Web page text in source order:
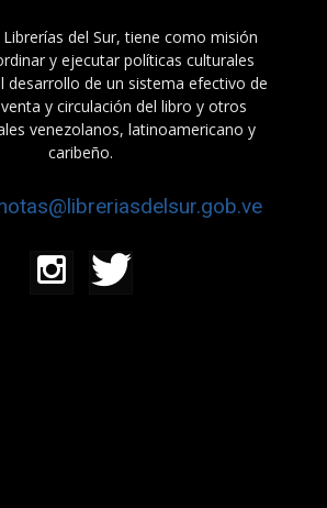
del Sur, tiene como misión
y ejecutar políticas culturales
desarrollo de un sistema efectivo de
y circulación del libro y otros
venezolanos, latinoamericano y
caribeño.